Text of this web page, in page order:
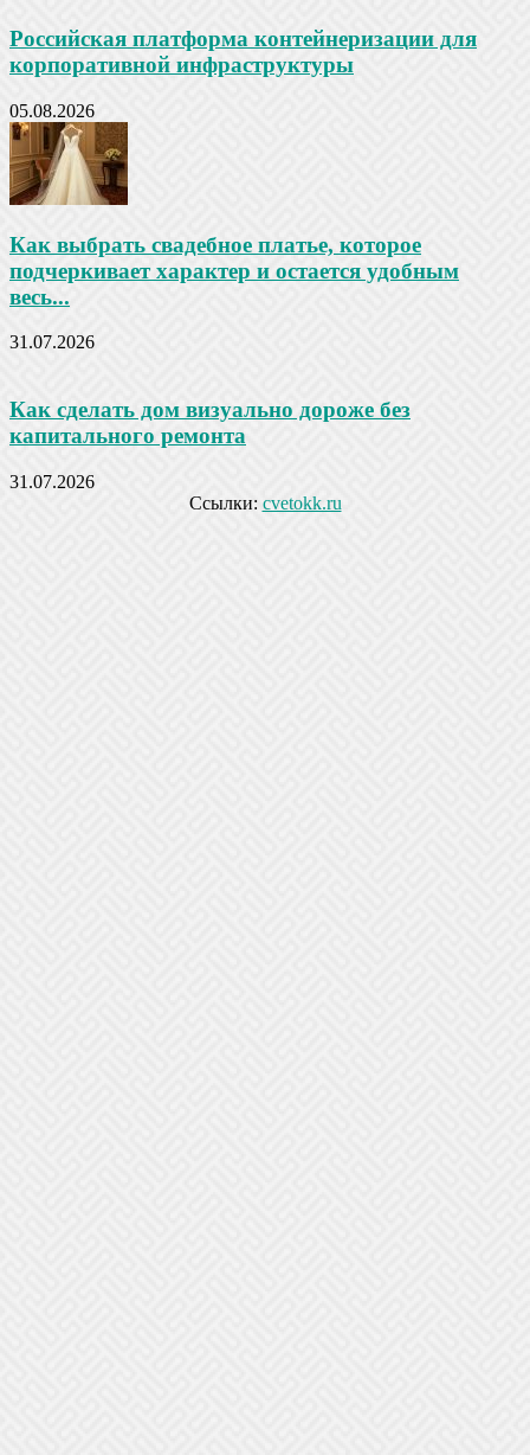
Российская платформа контейнеризации для
корпоративной инфраструктуры
05.08.2026
Как выбрать свадебное платье, которое
подчеркивает характер и остается удобным
весь...
31.07.2026
Как сделать дом визуально дороже без
капитального ремонта
31.07.2026
Ссылки: cvetokk.ru